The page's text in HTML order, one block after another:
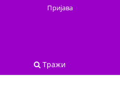
Тражи
Пријава